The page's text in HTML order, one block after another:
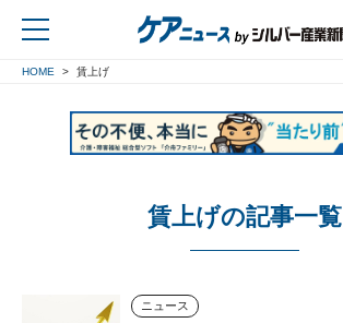
HOME 賃上げ
賃上げの記事一覧
ニュース